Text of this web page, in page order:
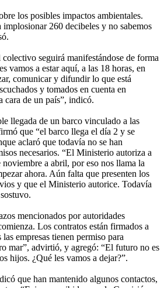
los posibles impactos ambientales.
implosionar 260 decibeles y no sabemos
seguirá manifestándose de forma
vamos a estar aquí, a las 18 horas, en
comunicar y difundir lo que está
y tomados en cuenta en
cara de un país”, indicó.
llegada de un barco vinculado a las
que “el barco llega el día 2 y se
aclaró que todavía no se han
necesarios. “El Ministerio autoriza a
noviembre a abril, por eso nos llama la
ahora. Aún falta que presenten los
y que el Ministerio autorice. Todavía
mencionados por autoridades
Los contratos están firmados a
empresas tienen permiso para
mar”, advirtió, y agregó: “El futuro no es
hijos. ¿Qué les vamos a dejar?”.
que han mantenido algunos contactos,